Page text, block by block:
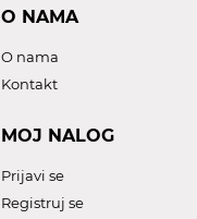
O NAMA
O nama
Kontakt
MOJ NALOG
Prijavi se
Registruj se